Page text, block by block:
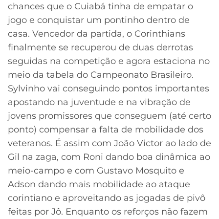
chances que o Cuiabá tinha de empatar o
jogo e conquistar um pontinho dentro de
casa. Vencedor da partida, o Corinthians
finalmente se recuperou de duas derrotas
seguidas na competição e agora estaciona no
meio da tabela do Campeonato Brasileiro.
Sylvinho vai conseguindo pontos importantes
apostando na juventude e na vibração de
jovens promissores que conseguem (até certo
ponto) compensar a falta de mobilidade dos
veteranos. É assim com João Victor ao lado de
Gil na zaga, com Roni dando boa dinâmica ao
meio-campo e com Gustavo Mosquito e
Adson dando mais mobilidade ao ataque
corintiano e aproveitando as jogadas de pivô
feitas por Jô. Enquanto os reforços não fazem